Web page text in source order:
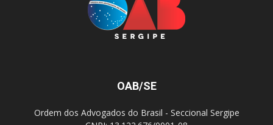
OAB/SE
Ordem dos Advogados do Brasil - Seccional Sergipe